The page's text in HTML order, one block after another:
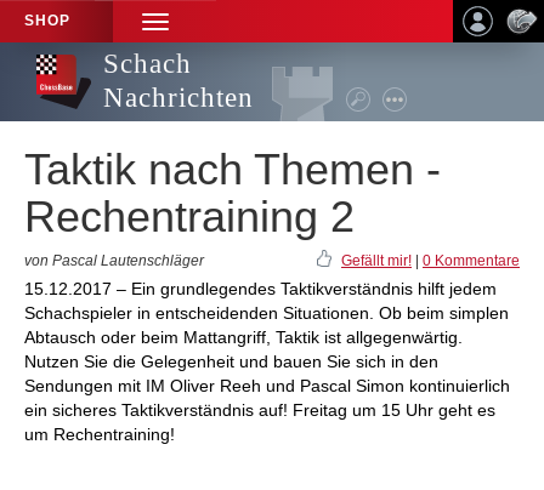
SHOP
TOGGLE
NAVIGATION
Schach
Nachrichten
Taktik nach Themen -
Rechentraining 2
von Pascal Lautenschläger Gefällt mir! 0 Kommentare
15.12.2017 – Ein grundlegendes Taktikverständnis hilft jedem
Schachspieler in entscheidenden Situationen. Ob beim simplen
Abtausch oder beim Mattangriff, Taktik ist allgegenwärtig.
Nutzen Sie die Gelegenheit und bauen Sie sich in den
Sendungen mit IM Oliver Reeh und Pascal Simon kontinuierlich
ein sicheres Taktikverständnis auf! Freitag um 15 Uhr geht es
um Rechentraining!